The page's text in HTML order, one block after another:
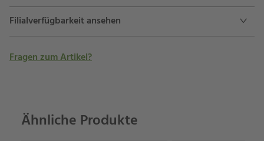
Filialverfügbarkeit ansehen
Fragen zum Artikel?
Ähnliche Produkte